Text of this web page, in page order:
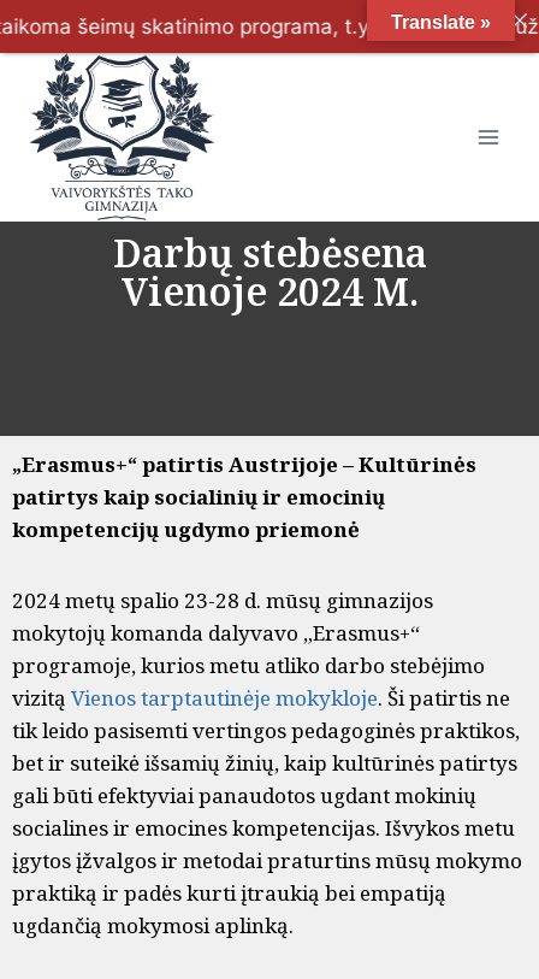
Darbų stebėsena
Vienoje 2024 M.
„Erasmus+“ patirtis Austrijoje – Kultūrinės
patirtys kaip socialinių ir emocinių
kompetencijų ugdymo priemonė
2024 metų spalio 23-28 d. mūsų gimnazijos
mokytojų komanda dalyvavo „Erasmus+“
programoje, kurios metu atliko darbo stebėjimo
vizitą Vienos tarptautinėje mokykloje. Ši patirtis ne
tik leido pasisemti vertingos pedagoginės praktikos,
bet ir suteikė išsamių žinių, kaip kultūrinės patirtys
gali būti efektyviai panaudotos ugdant mokinių
socialines ir emocines kompetencijas. Išvykos metu
įgytos įžvalgos ir metodai praturtins mūsų mokymo
praktiką ir padės kurti įtraukią bei empatiją
ugdančią mokymosi aplinką.
nuolaida už mokymą gimnazijoje. Vietų dar
Translate »